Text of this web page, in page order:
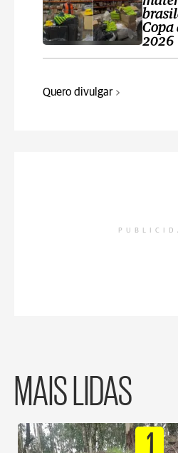
Copa
2026
Quero divulgar
MAIS LIDAS
1